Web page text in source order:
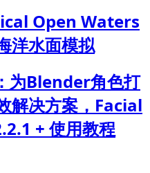
Open Waters
洋水面模拟
为Blender角色打
解决方案，Facial
+ 使用教程